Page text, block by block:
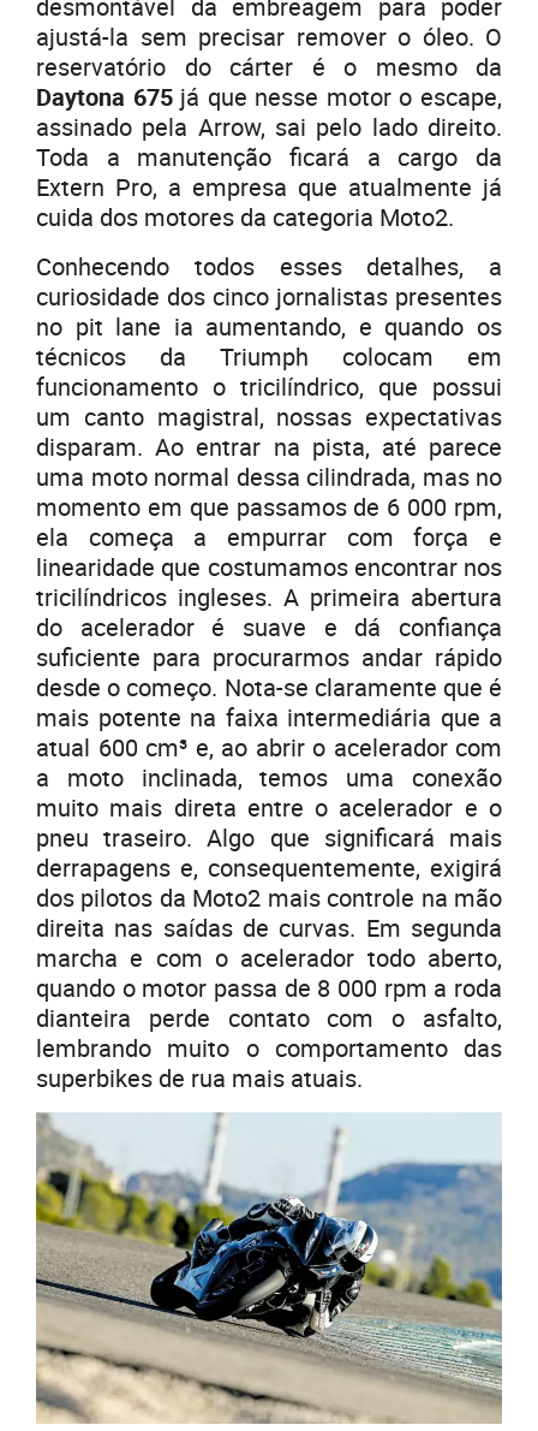
desmontável da embreagem para poder
ajustá-la sem precisar remover o óleo. O
reservatório do cárter é o mesmo da
Daytona 675já que nesse motor o escape,
assinado pela Arrow, sai pelo lado direito.
Toda a manutenção ficará a cargo da
Extern Pro, a empresa que atualmente já
cuida dos motores da categoria Moto2.
Conhecendo todos esses detalhes, a
curiosidade dos cinco jornalistas presentes
no pit lane ia aumentando, e quando os
técnicos da Triumph colocam em
funcionamento o tricilíndrico, que possui
um canto magistral, nossas expectativas
disparam. Ao entrar na pista, até parece
uma moto normal dessa cilindrada, mas no
momento em que passamos de 6 000 rpm,
ela começa a empurrar com força e
linearidade que costumamos encontrar nos
tricilíndricos ingleses. A primeira abertura
do acelerador é suave e dá confiança
suficiente para procurarmos andar rápido
desde o começo. Nota-se claramente que é
mais potente na faixa intermediária que a
atual 600 cm³ e, ao abrir o acelerador com
a moto inclinada, temos uma conexão
muito mais direta entre o acelerador e o
pneu traseiro. Algo que significará mais
derrapagens e, consequentemente, exigirá
dos pilotos da Moto2 mais controle na mão
direita nas saídas de curvas. Em segunda
marcha e com o acelerador todo aberto,
quando o motor passa de 8 000 rpm a roda
dianteira perde contato com o asfalto,
lembrando muito o comportamento das
superbikes de rua mais atuais.